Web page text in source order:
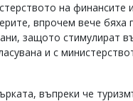
на
впрочем вече бяха
защото стимулират
и с
въпреки че